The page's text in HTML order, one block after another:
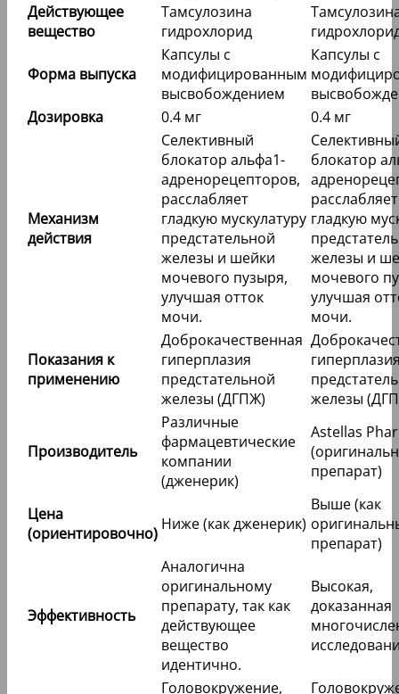
Действующее
вещество
Тамсулозина
гидрохлорид
Форма выпуска
Капсулы с
модифицированным
высвобождением
Капсулы с
Дозировка
0.4 мг 0.4 мг
Механизм
действия
Селективный
блокатор альфа1-
адренорецепторов,
расслабляет
гладкую мускулатуру
предстательной
железы и шейки
мочевого пузыря,
улучшая отток
мочи.
блокатор
расслабляет
гладкую
железы и
мочевого
улучшая
мочи.
Показания к
применению
Доброкачественная
гиперплазия
предстательной
железы (ДГПЖ)
железы
Производитель
Различные
фармацевтические
компании
(дженерик)
Astellas
препарат)
Цена
(ориентировочно) Ниже (как дженерик)
Выше (как
препарат)
Эффективность
Аналогична
оригинальному
препарату, так как
действующее
вещество
идентично.
Высокая,
доказанная
Головокружение,